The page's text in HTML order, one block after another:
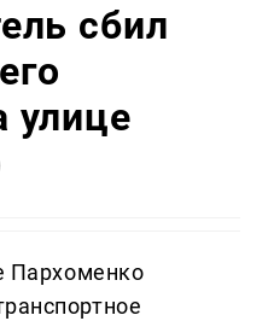
сбил
улице
Пархоменко